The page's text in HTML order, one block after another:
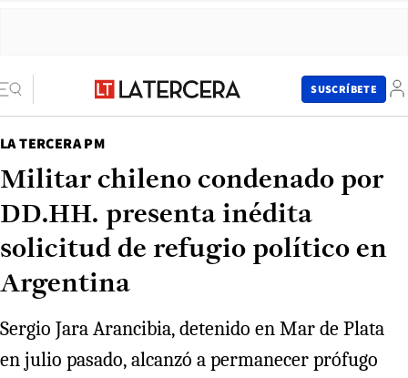
SUSCRÍBETE
LA TERCERA PM
Militar chileno condenado por
DD.HH. presenta inédita
solicitud de refugio político en
Argentina
Sergio Jara Arancibia, detenido en Mar de Plata
en julio pasado, alcanzó a permanecer prófugo